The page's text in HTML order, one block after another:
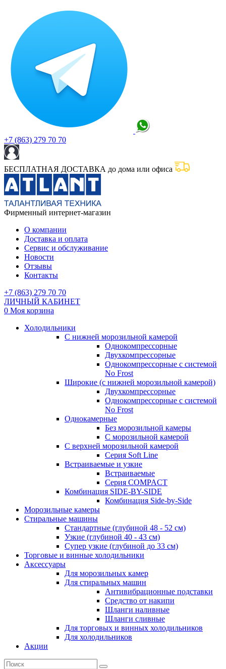
+7 (863) 279 70 70
БЕСПЛАТНАЯ ДОСТАВКА до дома или офиса
Фирменный интернет-магазин
О компании
Доставка и оплата
Сервис и обслуживание
Новости
Отзывы
Контакты
+7 (863) 279 70 70
ЛИЧНЫЙ КАБИНЕТ
0 Моя корзина
Холодильники
С нижней морозильной камерой
Однокомпрессорные
Двухкомпрессорные
Однокомпрессорные с системой
No Frost
Широкие (с нижней морозильной камерой)
Двухкомпрессорные
Однокомпрессорные с системой
No Frost
Однокамерные
Без морозильной камеры
С морозильной камерой
С верхней морозильной камерой
Серия Soft Line
Встраиваемые и узкие
Встраиваемые
Серия СOMPACT
Комбинация SIDE-BY-SIDE
Комбинация Side-by-Side
Морозильные камеры
Стиральные машины
Стандартные (глубиной 48 - 52 см)
Узкие (глубиной 40 - 43 см)
Супер узкие (глубиной до 33 см)
Торговые и винные холодильники
Аксессуары
Для морозильных камер
Для стиральных машин
Антивибрационные подставки
Средство от накипи
Шланги наливные
Шланги сливные
Для торговых и винных холодильников
Для холодильников
Акции